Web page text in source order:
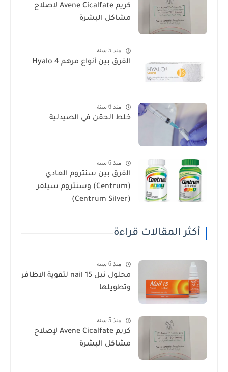
كريم Avene Cicalfate لإصلاح
مشاكل البشرة
منذ 5 سنة
الفرق بين أنواع مرهم Hyalo 4
منذ 6 سنة
خلط الحقن في الصيدلية
منذ 6 سنة
الفرق بين سنتروم العادي
(Centrum) وسنتروم سيلفر
(Centrum Silver)
أكثر المقالات قراءة
منذ 6 سنة
محلول نيل nail 15 لتقوية الاظافر
وتطويلها
منذ 5 سنة
كريم Avene Cicalfate لإصلاح
مشاكل البشرة